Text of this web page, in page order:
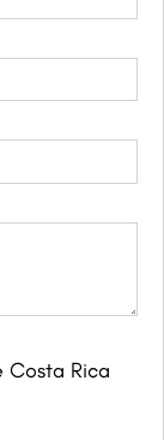
Costa Rica